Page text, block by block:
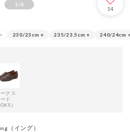
1/6
14
× 230/23cm ○ 235/23.5cm ○ 240/24cm
クス
ド
OKS）
ing （イング）